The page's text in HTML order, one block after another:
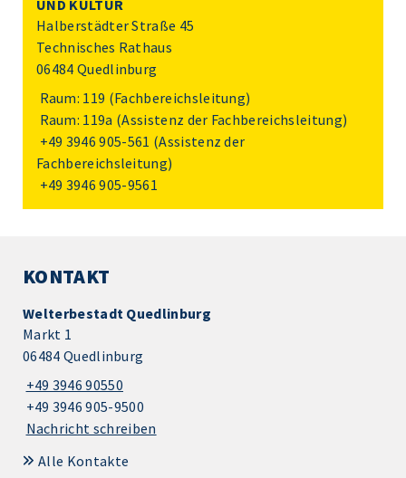
UND KULTUR
Halberstädter Straße 45
Technisches Rathaus
06484 Quedlinburg
Raum: 119 (Fachbereichsleitung)
Raum: 119a (Assistenz der Fachbereichsleitung)
+49 3946 905-561 (Assistenz der
Fachbereichsleitung)
+49 3946 905-9561
KONTAKT
Welterbestadt Quedlinburg
Markt 1
06484 Quedlinburg
+49 3946 90550
+49 3946 905-9500
Nachricht schreiben
Alle Kontakte